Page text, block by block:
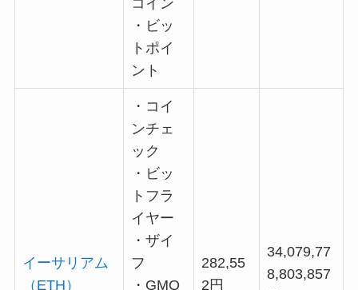
コイン
・ビッ
トポイ
ント
イーサリアム
（ETH）
・コイ
ンチェ
ック
・ビッ
トフラ
イヤー
・ザイ
フ
・GMO
282,55
2円
34,079,77
8,803,857